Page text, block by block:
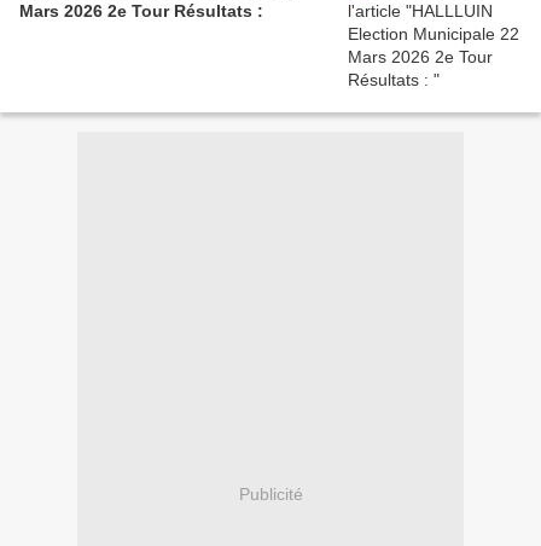
Mars 2026 2e Tour Résultats :
Publicité